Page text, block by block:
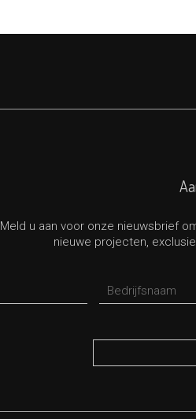
Meld u aan voor onze nieuwsbrief
nieuwe projecten,